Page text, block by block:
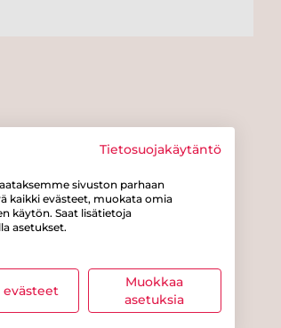
Tietosuojakäytäntö
sivuston parhaan
kaikki evästeet, muokata omia
käytön. Saat lisätietoja
asetukset.
evästeet
Muokkaa
asetuksia